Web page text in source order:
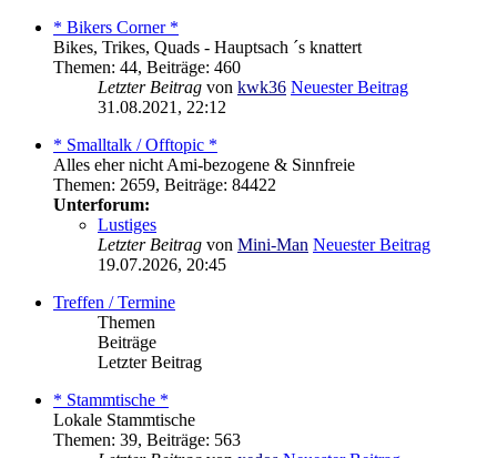
* Bikers Corner *
Bikes, Trikes, Quads - Hauptsach ´s knattert
Themen: 44, Beiträge: 460
Letzter Beitrag von kwk36 Neuester Beitrag
31.08.2021, 22:12
* Smalltalk / Offtopic *
Alles eher nicht Ami-bezogene & Sinnfreie
Themen: 2659, Beiträge: 84422
Unterforum:
Lustiges
Letzter Beitrag von Mini-Man Neuester Beitrag
19.07.2026, 20:45
Treffen / Termine
Themen
Beiträge
Letzter Beitrag
* Stammtische *
Lokale Stammtische
Themen: 39, Beiträge: 563